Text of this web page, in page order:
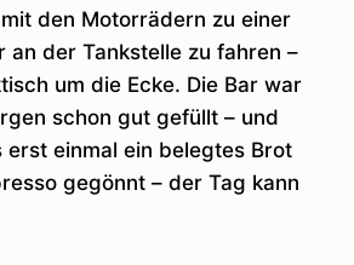
den Motorrädern zu einer
an der Tankstelle zu fahren –
um die Ecke. Die Bar war
schon gut gefüllt – und
erst einmal ein belegtes Brot
gegönnt – der Tag kann